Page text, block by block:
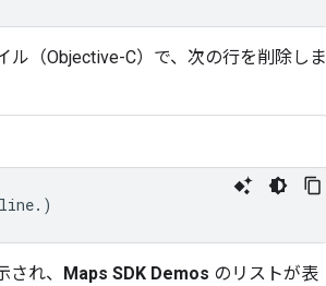
ル（Objective-C）で、次の行を削除しま
line.)
れ、 Maps SDK Demos のリストが表